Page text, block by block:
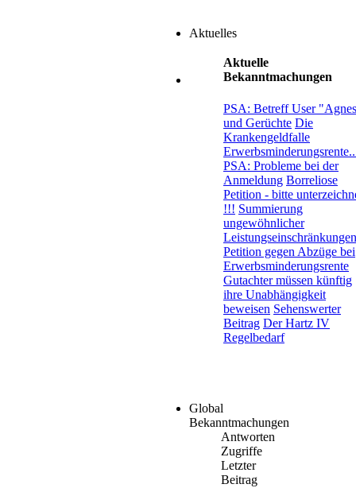
Aktuelles
Aktuelle
Bekanntmachungen
PSA: Betreff User
und Gerüchte Die
Krankengeldfalle
PSA: Probleme bei der
Anmeldung Borreliose
Petition - bitte
!!! Summierung
ungewöhnlicher
Petition gegen Abzüge bei
Erwerbsminderungsrente
Gutachter müssen künftig
ihre Unabhängigkeit
beweisen Sehenswerter
Beitrag Der Hartz IV
Regelbedarf
Global
Bekanntmachungen
Antworten
Zugriffe
Letzter
Beitrag